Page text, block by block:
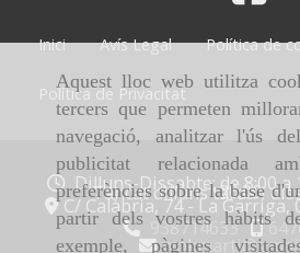
Aquest lloc web utilitza
tercers que permeten
navegació, analitzar l'ús
publicitat relacionada
preferències sobre la base
partir dels vostres hàbits
exemple, pàgines
Inici Avís Legal Política de
Política de Privacitat
Dilluns-Dissabte: de 8:00 a
20:00
Tancat dilluns tarda i
C/ Calàbria, 74 -La Garriga,
938714633
wokmarti